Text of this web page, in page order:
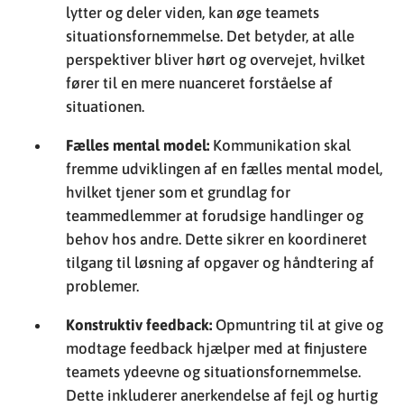
lytter og deler viden, kan øge teamets
situationsfornemmelse. Det betyder, at alle
perspektiver bliver hørt og overvejet, hvilket
fører til en mere nuanceret forståelse af
situationen.
Fælles mental model: Kommunikation skal
fremme udviklingen af en fælles mental model,
hvilket tjener som et grundlag for
teammedlemmer at forudsige handlinger og
behov hos andre. Dette sikrer en koordineret
tilgang til løsning af opgaver og håndtering af
problemer.
Konstruktiv feedback: Opmuntring til at give og
modtage feedback hjælper med at finjustere
teamets ydeevne og situationsfornemmelse.
Dette inkluderer anerkendelse af fejl og hurtig